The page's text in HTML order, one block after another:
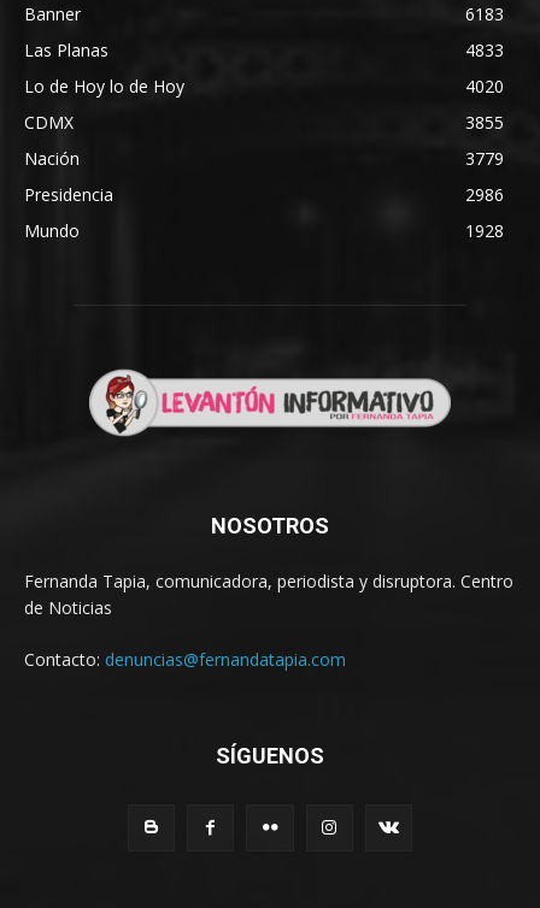
Banner
6183
Las Planas
4833
Lo de Hoy lo de Hoy
4020
CDMX
3855
Nación
3779
Presidencia
2986
Mundo
1928
NOSOTROS
Fernanda Tapia, comunicadora, periodista y disruptora. Centro
de Noticias
Contacto: denuncias@fernandatapia.com
SÍGUENOS